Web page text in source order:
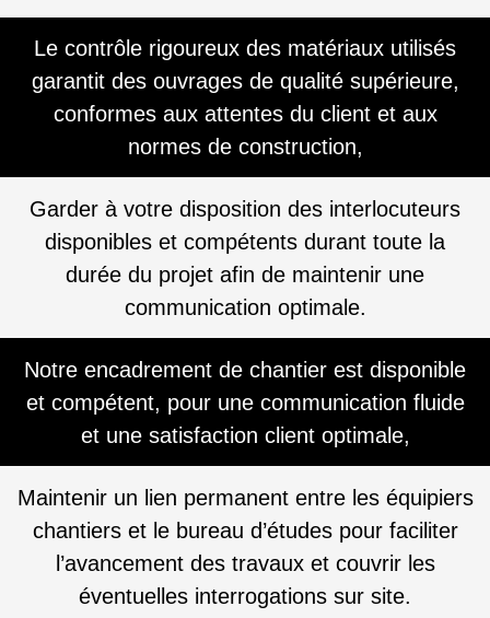
Le contrôle rigoureux des matériaux utilisés
garantit des ouvrages de qualité supérieure,
conformes aux attentes du client et aux
normes de construction,
Garder à votre disposition des interlocuteurs
disponibles et compétents durant toute la
durée du projet afin de maintenir une
communication optimale.
Notre encadrement de chantier est disponible
et compétent, pour une communication fluide
et une satisfaction client optimale,
Maintenir un lien permanent entre les équipiers
chantiers et le bureau d’études pour faciliter
l’avancement des travaux et couvrir les
éventuelles interrogations sur site.